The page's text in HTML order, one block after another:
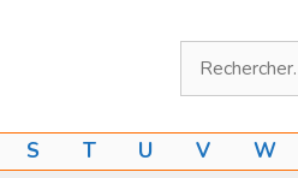
S T U V W